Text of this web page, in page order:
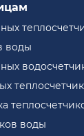
воды
воды